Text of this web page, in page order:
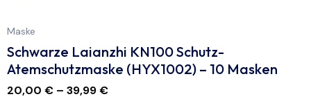
Maske
Schwarze Laianzhi KN100 Schutz-
Atemschutzmaske (HYX1002) – 10 Masken
20,00 € – 39,99€